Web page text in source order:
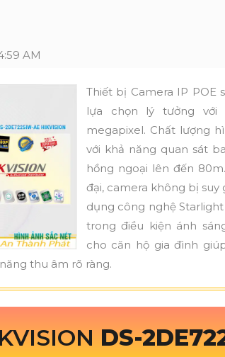
AM
Thiết bị Camera IP POE
lựa chọn lý tưởng
megapixel. Chất lượng
với khả năng quan sát
hồng ngoại lên đến
đại, camera không bị
dụng công nghệ
trong điều kiện ánh
cho căn hộ gia đình
thu âm rõ ràng.
DS-